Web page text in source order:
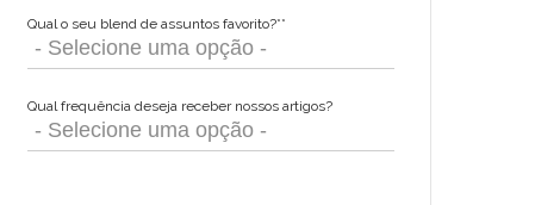
Qual o seu blend de assuntos favorito?**
Qual frequência deseja receber nossos artigos?